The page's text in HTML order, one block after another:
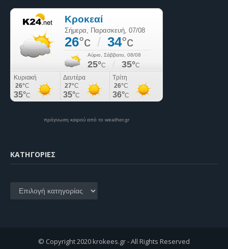
πρόγνωση καιρού από το weather.gr
KΑΤΗΓΟΡΊΕΣ
Kατηγορίες
© Copyright 2020 krokees.gr - All Rights Reserved